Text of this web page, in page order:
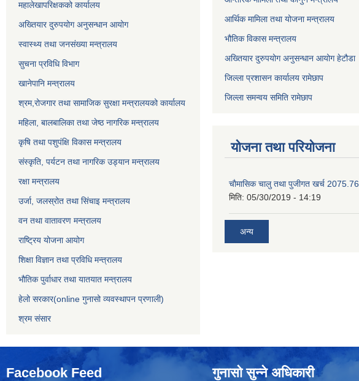
महालेखापरिक्षकको कार्यालय
अख्तियार दुरुपयोग अनुसन्धान आयोग
स्वास्थ्य तथा जनसंख्या मन्त्रालय
सुचना प्रविधि विभाग
खानेपानि मन्त्रालय
श्रम,रोजगार तथा सामाजिक सुरक्षा मन्त्रालयको कार्यालय
महिला, बालबालिका तथा जेष्ठ नागरिक मन्त्रालय
कृषि तथा पशुपंक्षि विकास मन्त्रालय
संस्कृति, पर्यटन तथा नागरिक उड्‍यान मन्त्रालय
रक्षा मन्त्रालय
उर्जा, जलस्रोत तथा सिंचाइ मन्त्रालय
वन तथा वातावरण मन्त्रालय
राष्ट्रिय योजना आयोग
शिक्षा विज्ञान तथा प्रविधि मन्त्रालय
भौतिक पुर्वाधार तथा यातयात मन्त्रालय
हेलो सरकार(online गुनासो व्यवस्थापन प्रणाली)
श्रम संसार
आर्थिक मामिला तथा योजना मन्त्रालय
भौतिक विकास मन्त्रालय
अख्तियार दुरुपयोग अनुसन्धान आयोग हेटौडा
जिल्ला प्रशासन कार्यालय रामेछाप
जिल्ला समन्वय समिति रामेछाप
योजना तथा परियोजना
चाैमासिक चालु तथा पुजीगत खर्च 2075.76
मिति: 05/30/2019 - 14:19
अन्य
Facebook Feed गुनासो सुन्‍ने अधिकारी